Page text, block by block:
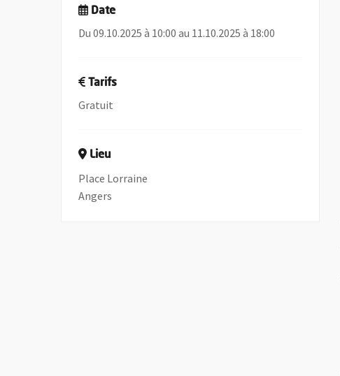
Date
Du 09.10.2025 à 10:00 au 11.10.2025 à 18:00
Tarifs
Gratuit
Lieu
Place Lorraine
Angers